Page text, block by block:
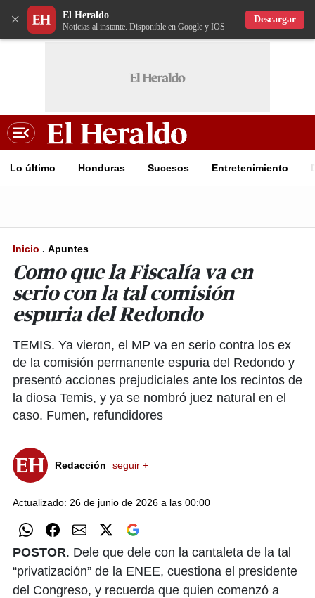
× El Heraldo
Noticias al instante. Disponible en Google y IOS
Descargar
Lo último Honduras Sucesos Entretenimiento
Inicio . Apuntes
Como que la Fiscalía va en
serio con la tal comisión
espuria del Redondo
TEMIS. Ya vieron, el MP va en serio contra los ex
de la comisión permanente espuria del Redondo y
presentó acciones prejudiciales ante los recintos de
la diosa Temis, y ya se nombró juez natural en el
caso. Fumen, refundidores
Redacción seguir +
Actualizado: 26 de junio de 2026 a las 00:00
POSTOR. Dele que dele con la cantaleta de la tal
“privatización” de la ENEE, cuestiona el presidente
del Congreso, y recuerda que quien comenzó a